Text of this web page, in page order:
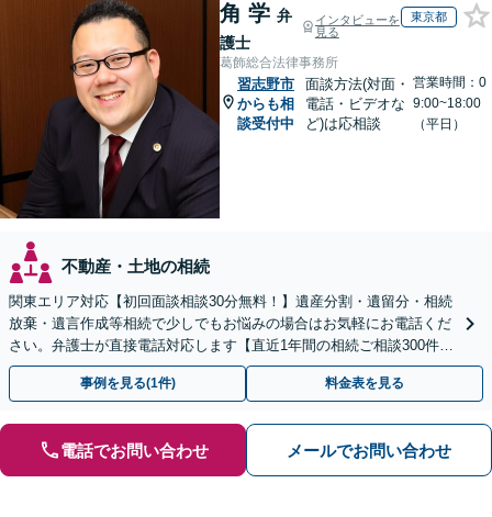
角 学 弁
護士
インタビューを
見る
東京都
葛飾総合法律事務所
習志野市
からも相
談受付中
面談方法(対面・
電話・ビデオな
ど)は応相談
営業時間：0
9:00~18:00
（平日）
不動産・土地の相続
関東エリア対応【初回面談相談30分無料！】遺産分割・遺留分・相続
放棄・遺言作成等相続で少しでもお悩みの場合はお気軽にお電話くだ
さい。弁護士が直接電話対応します【直近1年間の相続ご相談300件以
上！＆相続の著書・セミナー多数】弁護士複数所属
事例を見る(1件) 料金表を見る
電話でお問い合わせ メールでお問い合わせ